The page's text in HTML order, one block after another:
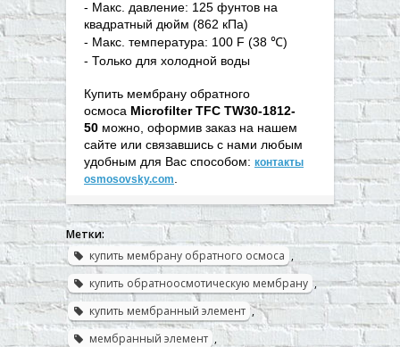
- Макс. давление: 125 фунтов на
квадратный дюйм (862 кПа)
- Макс. температура: 100 F (38 ℃)
- Только для холодной воды
Купить мембрану обратного
осмоса Microfilter TFC TW30-1812-
50 можно, оформив заказ на нашем
сайте или связавшись с нами любым
удобным для Вас способом: контакты
osmosovsky.com
Метки:
купить мембрану обратного осмоса ,
купить обратноосмотическую мембрану ,
купить мембранный элемент ,
мембранный элемент ,